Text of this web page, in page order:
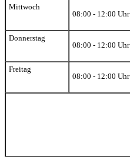
Mittwoch
08:00 - 12:00 Uhr
Donnerstag
08:00 - 12:00 Uhr
Freitag
08:00 - 12:00 Uhr